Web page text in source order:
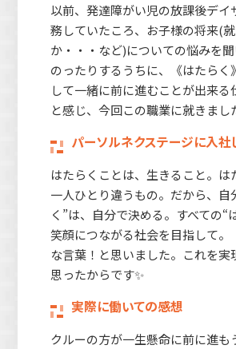
以前、発達障がい児の放課後デイ
務していたころ、お子様の将来(
か・・・など)についての悩みを
のったりするうちに、《はたらく
して一緒に前に進むことが出来る
と感じ、今回この職業に就きまし
パーソルネクステージに入社
はたらくことは、生きること。は
一人ひとり違うもの。だから、自
く”は、自分で決める。すべての“
笑顔につながる社会を目指して
な言葉！と思いました。これを実
思ったからです✨
実際に働いての感想
クルーの方が一生懸命に前に進も